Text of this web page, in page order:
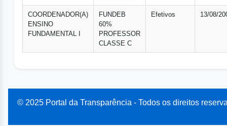
COORDENADOR(A)
ENSINO
FUNDAMENTAL I
FUNDEB
60%
PROFESSOR
CLASSE C
Efetivos 13/08/
© 2025 Portal da Transparência - Todos os direitos